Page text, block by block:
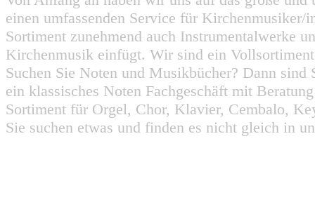
einen umfassenden Service für
Sortiment zunehmend auch Instrumentalwerke
Kirchenmusik einfügt. Wir sind ein
Suchen Sie Noten und Musikbücher? Dann
ein klassisches Noten Fachgeschäft mit
Sortiment für Orgel, Chor, Klavier, Cembalo,
Sie suchen etwas und finden es nicht gleich in